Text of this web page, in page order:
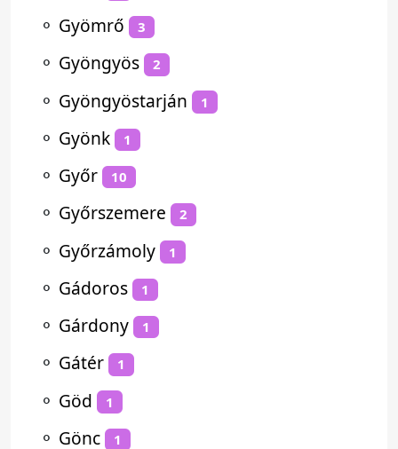
⚬ Gyömrő 3
⚬ Gyöngyös 2
⚬ Gyöngyöstarján 1
⚬ Gyönk 1
⚬ Győr 10
⚬ Győrszemere 2
⚬ Győrzámoly 1
⚬ Gádoros 1
⚬ Gárdony 1
⚬ Gátér 1
⚬ Göd 1
⚬ Gönc 1